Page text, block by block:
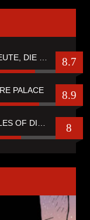
8.7
PALACE 8.9
REVIEW: CRUSADE OF BARDS – “TALES OF DISTANT WORLDS“ 8